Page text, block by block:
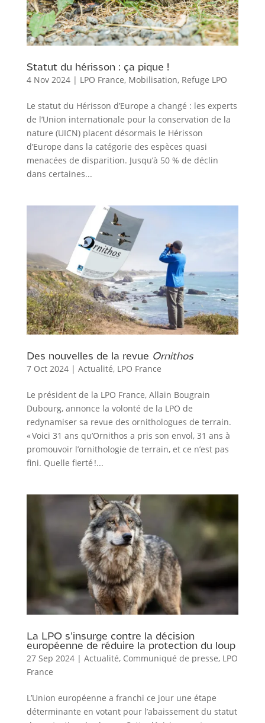
Statut du hérisson : ça pique !
4 Nov 2024| LPO France, Mobilisation, Refuge LPO
Le statut du Hérisson d’Europe a changé : les experts
de l’Union internationale pour la conservation de la
nature (UICN) placent désormais le Hérisson
d’Europe dans la catégorie des espèces quasi
menacées de disparition. Jusqu’à 50 % de déclin
dans certaines...
Des nouvelles de la revue Ornithos
7 Oct 2024| Actualité, LPO France
Le président de la LPO France, Allain Bougrain
Dubourg, annonce la volonté de la LPO de
redynamiser sa revue des ornithologues de terrain.
« Voici 31 ans qu’Ornithos a pris son envol, 31 ans à
promouvoir l’ornithologie de terrain, et ce n’est pas
fini. Quelle fierté !...
La LPO s’insurge contre la décision
européenne de réduire la protection du loup
27 Sep 2024| Actualité, Communiqué de presse, LPO
France
L’Union européenne a franchi ce jour une étape
déterminante en votant pour l’abaissement du statut